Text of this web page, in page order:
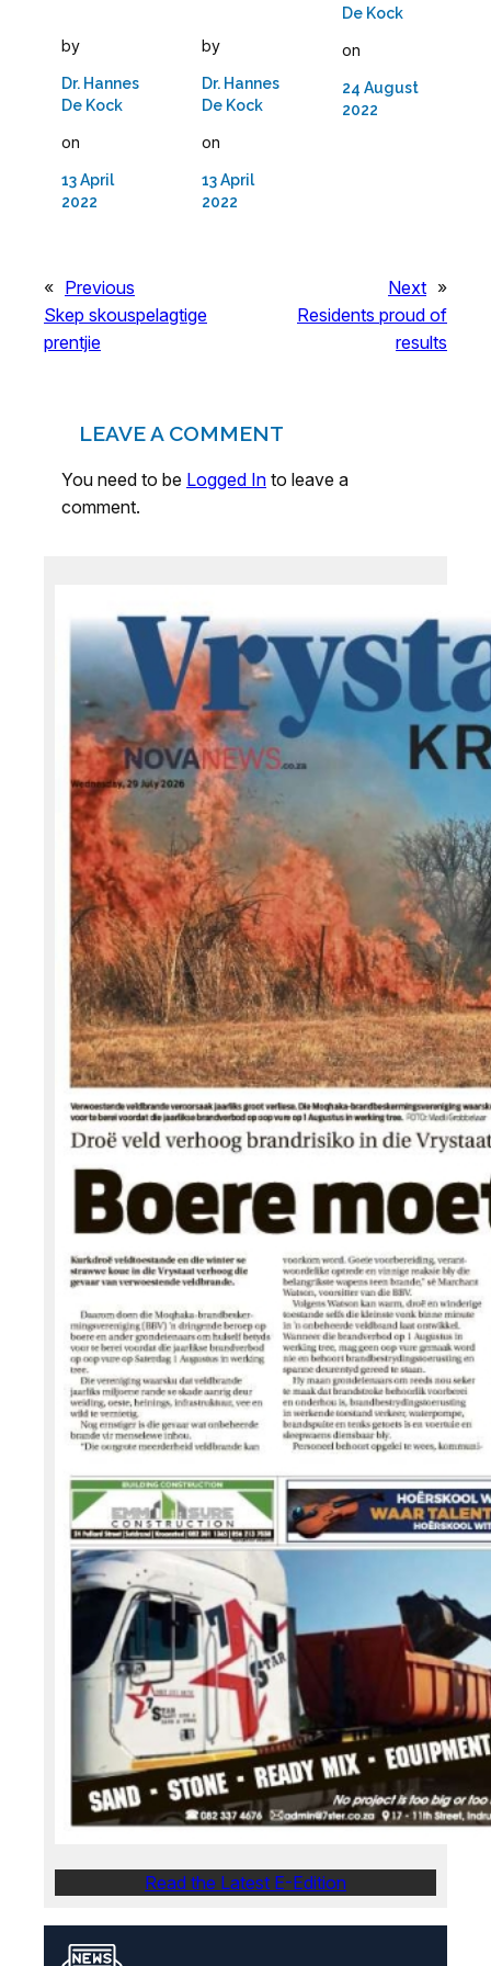
by
Dr. Hannes
De Kock
on
13 April
2022
by
Dr. Hannes
De Kock
on
13 April
2022
De Kock
on
24 August
2022
« Previous
Skep skouspelagtige
prentjie
Next »
Residents proud of
results
LEAVE A COMMENT
You need to be Logged In to leave a
comment.
Read the Latest E-Edition